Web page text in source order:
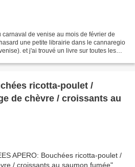
de venise au mois de février de
une petite librairie dans le cannaregio
et j'ai trouvé un livre sur toutes les
ricotta-poulet /
de chèvre / croissants au